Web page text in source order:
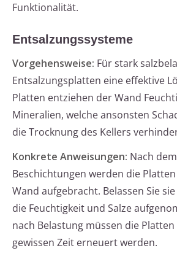
Funktionalität.
Entsalzungssysteme
Vorgehensweise: Für stark
Entsalzungsplatten eine effektive
Platten entziehen der Wand
Mineralien, welche ansonsten
die Trocknung des Kellers
Konkrete Anweisungen: Nach
Beschichtungen werden die
Wand aufgebracht. Belassen Sie
die Feuchtigkeit und Salze
nach Belastung müssen die
gewissen Zeit erneuert werden.